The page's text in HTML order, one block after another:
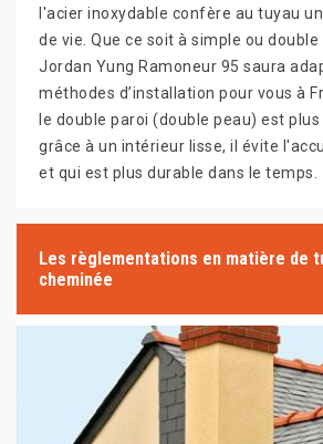
l'acier inoxydable confère au tuyau
de vie. Que ce soit à simple ou double
Jordan Yung Ramoneur 95 saura
méthodes d’installation pour vous à
le double paroi (double peau) est
grâce à un intérieur lisse, il évite
et qui est plus durable dans le temps.
Les règlementations en matière de
cheminée